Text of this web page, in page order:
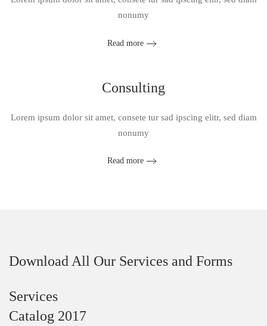
nonumy
Read more
Consulting
Lorem ipsum dolor sit amet, consete tur sad ipscing elitr, sed diam
nonumy
Read more
Download All Our Services and Forms
Services
Catalog 2017